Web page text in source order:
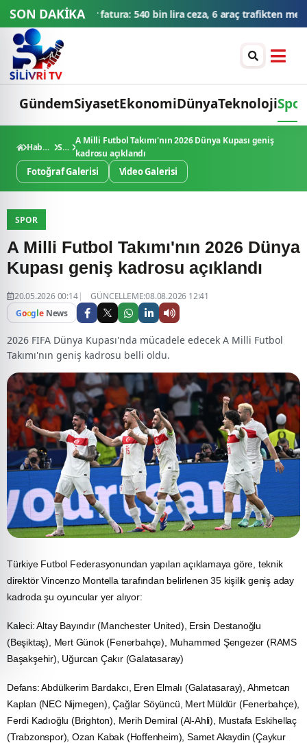
SON DAKİKA
lira ceza, 6 araç trafikten men edildiTHY'den tüm zamanların
GündemSiyasetEkonomiDünyaTeknolojiSpor
Haberler Spor
A Milli Futbol Takımı'nın 2026 Dünya Kupası geniş
kadrosu açıklandı
Fotoğraf Galerisi Video Galerisi
SPOR
A Milli Futbol Takımı'nın 2026 Dünya
Kupası geniş kadrosu açıklandı
20.05.2026 00:14
GÜNCELLEME:08.08.2026 12:41
Google News
2026 FIFA Dünya Kupası'nda mücadele edecek A Milli Futbol
Takımı'nın geniş kadrosu belli oldu.
Türkiye Futbol Federasyonundan yapılan açıklamaya göre, teknik
direktörVincenzo Montella tarafından belirlenen 35 kişilik geniş aday
kadroda şu oyuncular yer alıyor:
Kaleci:AltayBayındır (Manchester United), Ersin Destanoğlu
(Beşiktaş), Mert Günok (Fenerbahçe), Muhammed Şengezer (RAMS
Başakşehir), Uğurcan Çakır (Galatasaray)
Defans: Abdülkerim Bardakcı, Eren Elmalı (Galatasaray), Ahmetcan
Kaplan (NEC Nijmegen), Çağlar Söyüncü, Mert Müldür (Fenerbahçe),
Ferdi Kadıoğlu (Brighton), Merih Demiral (Al-Ahli), Mustafa Eskihellaç
(Trabzonspor), Ozan Kabak (Hoffenheim), Samet Akaydin (Çaykur